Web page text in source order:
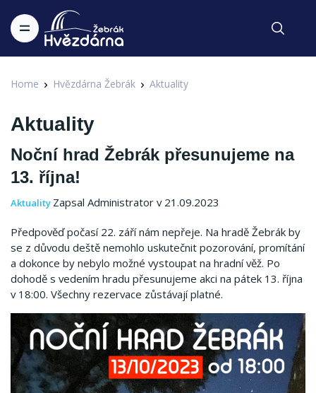
Home Hvězdárna Žebrák Aktuality
Aktuality
Noční hrad Žebrák přesunujeme na
13. října!
Aktuality Zapsal Administrator v 21.09.2023
Předpověď počasí 22. září nám nepřeje. Na hradě Žebrák by
se z důvodu deště nemohlo uskutečnit pozorování, promítání
a dokonce by nebylo možné vystoupat na hradní věž. Po
dohodě s vedením hradu přesunujeme akci na pátek 13. října
v 18:00. Všechny rezervace zůstávají platné.